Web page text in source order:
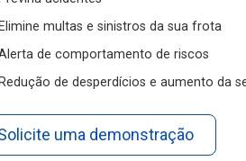
multas e sinistros da sua frota
Alerta de comportamento de riscos
de desperdícios e aumento da
Solicite uma demonstração